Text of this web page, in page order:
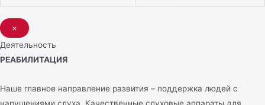
×
Деятельность
РЕАБИЛИТАЦИЯ
Наше главное направление развития – поддержка людей с